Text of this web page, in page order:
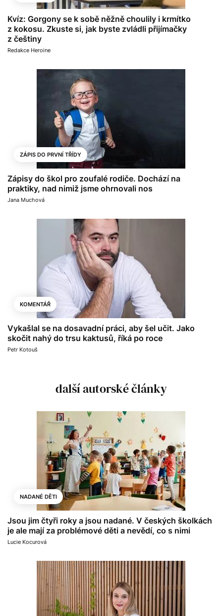
Kvíz: Gorgony se k sobě něžně choulily i krmítko
z kokosu. Zkuste si, jak byste zvládli přijímačky
z češtiny
Redakce Heroine
ZÁPIS DO PRVNÍ TŘÍDY
Zápisy do škol pro zoufalé rodiče. Dochází na
praktiky, nad nimiž jsme ohrnovali nos
Jana Muchová
KOMENTÁŘ
Vykašlal se na dosavadní práci, aby šel učit. Jako
skočit nahý do trsu kaktusů, říká po roce
Petr Kotouš
další autorské články
NADANÉ DĚTI
Jsou jim čtyři roky a jsou nadané. V českých školkách
je ale mají za problémové děti a nevědí, co s nimi
Lucie Kocurová